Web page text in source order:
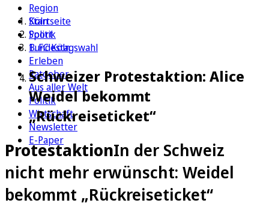
Region
Köln
Sport
1. FC Köln
Erleben
Ratgeber
Aus aller Welt
Politik
Wirtschaft
Newsletter
E-Paper
Startseite
Politik
Bundestagswahl
Schweizer Protestaktion: Alice
Weidel bekommt
„Rückreiseticket“
ProtestaktionIn der Schweiz
nicht mehr erwünscht: Weidel
bekommt „Rückreiseticket“